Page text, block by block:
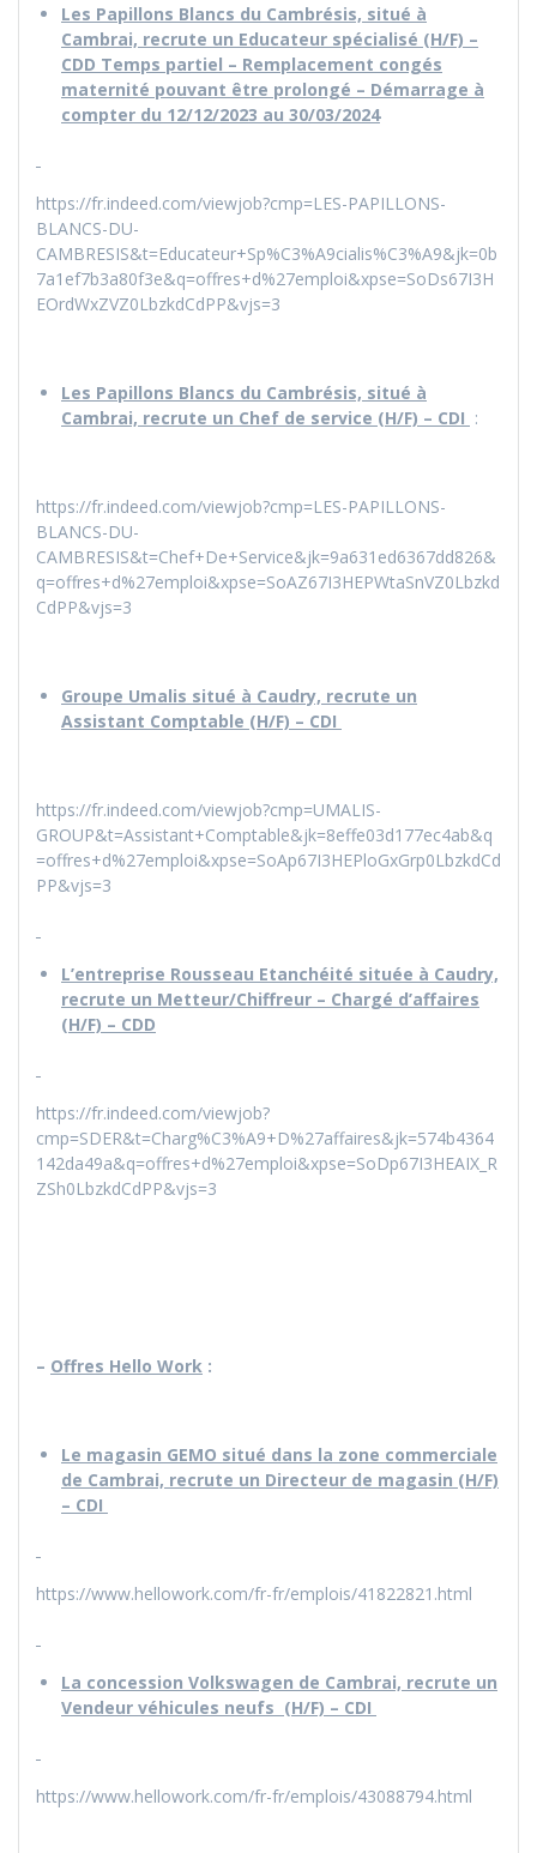
Les Papillons Blancs du Cambrésis, situé à
Cambrai, recrute un Educateur spécialisé (H/F) –
CDD Temps partiel – Remplacement congés
maternité pouvant être prolongé – Démarrage à
compter du 12/12/2023 au 30/03/2024
https://fr.indeed.com/viewjob?cmp=LES-PAPILLONS-
BLANCS-DU-
CAMBRESIS&t=Educateur+Sp%C3%A9cialis%C3%A9&jk=0b
7a1ef7b3a80f3e&q=offres+d%27emploi&xpse=SoDs67I3H
EOrdWxZVZ0LbzkdCdPP&vjs=3
Les Papillons Blancs du Cambrésis, situé à
Cambrai, recrute un Chef de service (H/F) – CDI :
https://fr.indeed.com/viewjob?cmp=LES-PAPILLONS-
BLANCS-DU-
CAMBRESIS&t=Chef+De+Service&jk=9a631ed6367dd826&
q=offres+d%27emploi&xpse=SoAZ67I3HEPWtaSnVZ0Lbzkd
CdPP&vjs=3
Groupe Umalis situé à Caudry, recrute un
Assistant Comptable (H/F) – CDI
https://fr.indeed.com/viewjob?cmp=UMALIS-
GROUP&t=Assistant+Comptable&jk=8effe03d177ec4ab&q
=offres+d%27emploi&xpse=SoAp67I3HEPloGxGrp0LbzkdCd
PP&vjs=3
L’entreprise Rousseau Etanchéité située à Caudry,
recrute un Metteur/Chiffreur – Chargé d’affaires
(H/F) – CDD
https://fr.indeed.com/viewjob?
cmp=SDER&t=Charg%C3%A9+D%27affaires&jk=574b4364
142da49a&q=offres+d%27emploi&xpse=SoDp67I3HEAIX_R
ZSh0LbzkdCdPP&vjs=3
– Offres Hello Work :
Le magasin GEMO situé dans la zone commerciale
de Cambrai, recrute un Directeur de magasin (H/F)
– CDI
https://www.hellowork.com/fr-fr/emplois/41822821.html
La concession Volkswagen de Cambrai, recrute un
Vendeur véhicules neufs (H/F) – CDI
https://www.hellowork.com/fr-fr/emplois/43088794.html